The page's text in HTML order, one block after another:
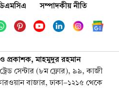
সম্পাদকীয় নীতি
প্রকাশক, মাহমুদুর রহমান
সেন্টার (৮ম ফ্লোর), ৯৯, কাজী
বাজার, ঢাকা-১২১৫ থেকে